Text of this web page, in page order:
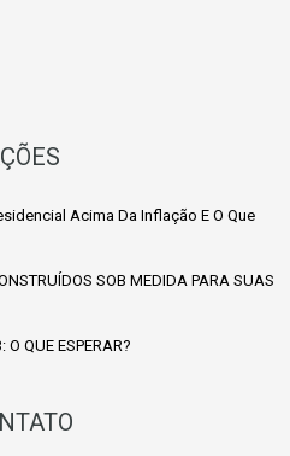
Acima Da Inflação E O Que
SOB MEDIDA PARA SUAS
QUE ESPERAR?